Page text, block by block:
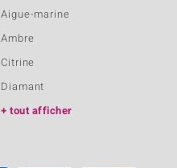
Aigue-marine
Ambre
Citrine
Diamant
tout afficher